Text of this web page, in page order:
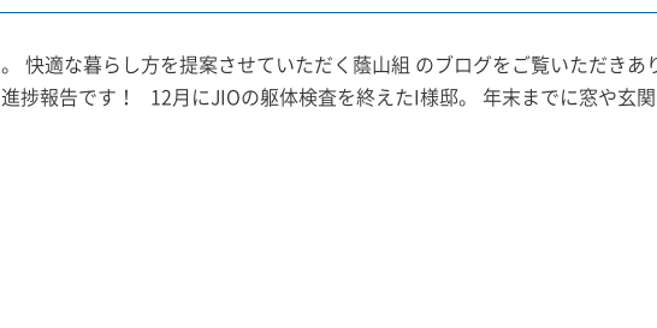
快適な暮らし方を提案させていただく蔭山組 のブログをご覧いただきあ
捗報告です！ 12月にJIOの躯体検査を終えたI様邸。 年末までに窓や玄